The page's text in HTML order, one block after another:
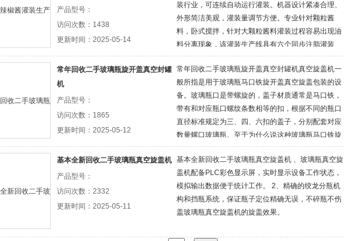
产品型号：
访问次数：1438
更新时间：2025-05-14
装行业，可连续自动运行灌装。机器设计紧凑合理、
外形简洁美观，灌装量调节方便。专业针对颗粒酱
料，卧式搅拌，针对大颗粒酱料灌装过程容易出现油
料分离现象，该灌装生产线具有六个同步注脂灌装
头，可均匀地被挤压灌装到容器里，外观美观大方，
全不锈钢，易清洁
常年回收二手玻璃瓶旋开盖真空封罐
机
产品型号：
访问次数：1865
更新时间：2025-05-12
常年回收二手玻璃瓶旋开盖真空封罐机真空旋盖机一
般所指是用于玻璃瓶马口铁旋开盖真空旋盖包装的设
备。玻璃瓶口是带螺旋的，盖子材质通常是马口铁，
带有和对应瓶口螺纹条数相等的扣，根据不同的瓶口
直径标准规定为三、四、六扣的盖子，分别配套对应
数量螺口玻璃瓶。至于为什么说这种玻璃瓶马口铁旋
开盖包装才用到真空旋盖机
基本全新回收二手玻璃瓶真空旋盖机
产品型号：
访问次数：2332
更新时间：2025-05-11
基本全新回收二手玻璃瓶真空旋盖机 、玻璃瓶真空旋
盖机配备PLC彩色显示屏，实时显示设备工作状态，
模拟输出数据便于统计工作。 2、精确的绞龙分瓶机
构和挡瓶系统，保证瓶子定位精确无误，不碎瓶不伤
盖玻璃瓶真空旋盖机的旋盖效果。